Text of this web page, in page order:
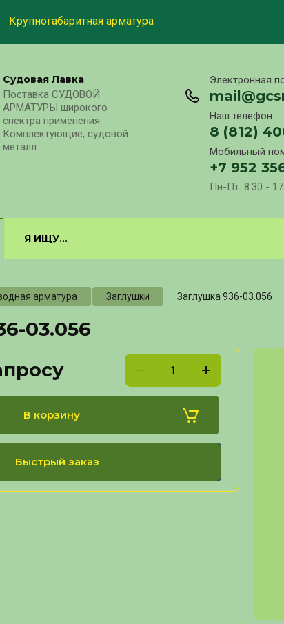
Крупногабаритная арматура
Судовая Лавка
Поставка СУДОВОЙ
АРМАТУРЫ широкого
спектра применения.
Комплектующие, судовой
металл
Электронная
Наш телефон:
8 (812)
Мобильный
+7 952
Пн-Пт: 8:30 -
арматура Заглушки Заглушка 936-03.056
03.056
В корзину
Быстрый заказ